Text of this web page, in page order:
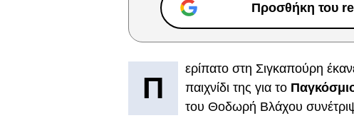
Προσθήκη του
Π
ερίπατο στη Σιγκαπούρη
παιχνίδι της για το
του Θοδωρή Βλάχου